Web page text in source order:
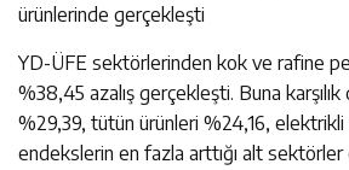
ürünlerinde gerçekleşti
YD-ÜFE sektörlerinden kok ve rafine
%38,45 azalış gerçekleşti. Buna
%29,39, tütün ürünleri %24,16, elektrikli
endekslerin en fazla arttığı alt sektörler